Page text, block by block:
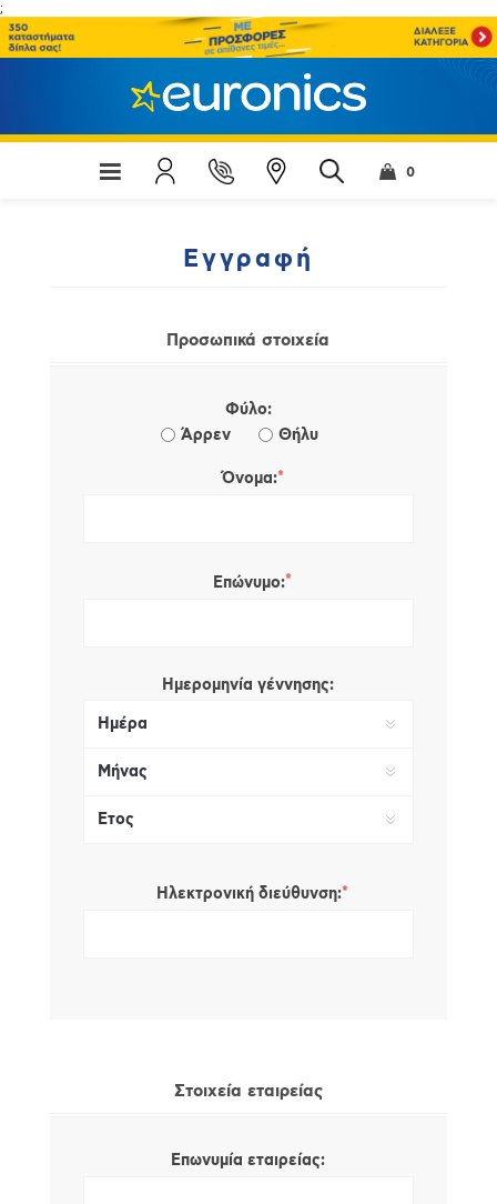
;
0
Εγγραφή
Προσωπικά στοιχεία
Φύλο:
Άρρεν
Θήλυ
Όνομα:*
Επώνυμο:*
Ημερομηνία γέννησης:
Ηλεκτρονική διεύθυνση:*
Στοιχεία εταιρείας
Επωνυμία εταιρείας: